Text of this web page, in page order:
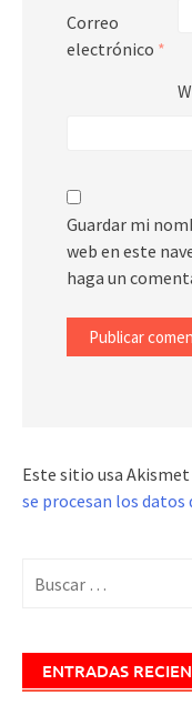
Correo
electrónico *
Guardar mi
web en este
haga un
Este sitio usa
se procesan los
ENTRADAS